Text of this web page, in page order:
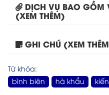
DỊCH VỤ BAO GỒM
(XEM THÊM)
GHI CHÚ (XEM
Từ khóa:
bình biên
hà khẩu
Tour Hà Nội